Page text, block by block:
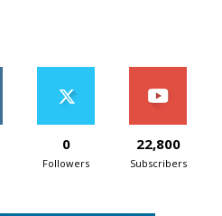
0
Followers
22,800
Subscribers